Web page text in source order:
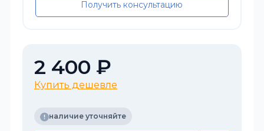
Получить консультацию
2 400 ₽
Купить дешевле
наличие уточняйте